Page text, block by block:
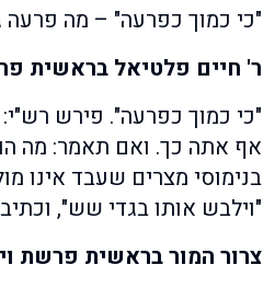
"כי כמוך כפרעה" – מה פרעה
ר' חיים פלטיאל בראשית
"כי כמוך כפרעה". פירש רש"י:
אף אתה כך. ואם תאמר: מה
בנימוסי מצרים שעבד אינו
"וילבש אותו בגדי שש",
צרור המור בראשית פרשת